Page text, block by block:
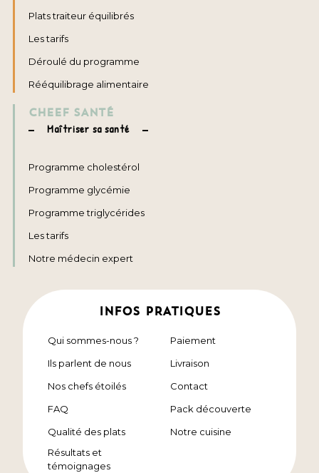
Plats traiteur équilibrés
Les tarifs
Déroulé du programme
Rééquilibrage alimentaire
CHEEF SANTÉ
Maîtriser sa santé
Programme cholestérol
Programme glycémie
Programme triglycérides
Les tarifs
Notre médecin expert
INFOS PRATIQUES
Qui sommes-nous ?
Ils parlent de nous
Nos chefs étoilés
FAQ
Qualité des plats
Résultats et
témoignages
Paiement
Livraison
Contact
Pack découverte
Notre cuisine